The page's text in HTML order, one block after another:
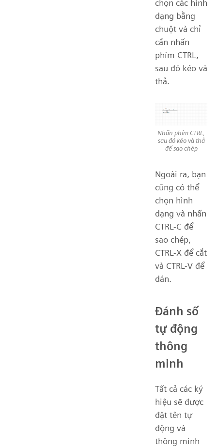
chọn các hình
dạng bằng
chuột và chỉ
cần nhấn
phím CTRL,
sau đó kéo và
thả.
Nhấn phím CTRL,
sau đó kéo và thả
để sao chép
Ngoài ra, bạn
cũng có thể
chọn hình
dạng và nhấn
CTRL-C để
sao chép,
CTRL-X để cắt
và CTRL-V để
dán.
Đánh số
tự động
thông
minh
Tất cả các ký
hiệu sẽ được
đặt tên tự
động và
thông minh